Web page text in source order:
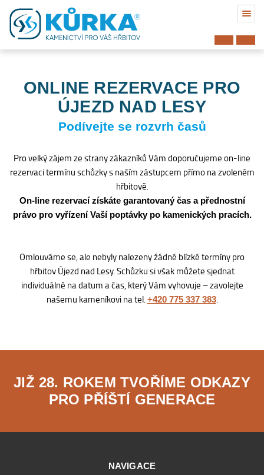
ONLINE REZERVACE PRO
ÚJEZD NAD LESY
Podívejte se rozvrh časů
Pro velký zájem ze strany zákazníků Vám doporučujeme on-line
rezervaci termínu schůzky s naším zástupcem přímo na zvoleném
hřbitově.
On-line rezervací získáte garantovaný čas a přednostní
právo pro vyřízení Vaší poptávky po kamenických pracích.
Omlouváme se, ale nebyly nalezeny žádné blízké termíny pro
hřbitov Újezd nad Lesy. Schůzku si však můžete sjednat
individuálně na datum a čas, který Vám vyhovuje – zavolejte
našemu kameníkovi na tel.+420 775 337 383.
JIŽ 28. ROKEM TVOŘÍME ODKAZY
PRO PŘÍŠTÍ GENERACE
NAVIGACE